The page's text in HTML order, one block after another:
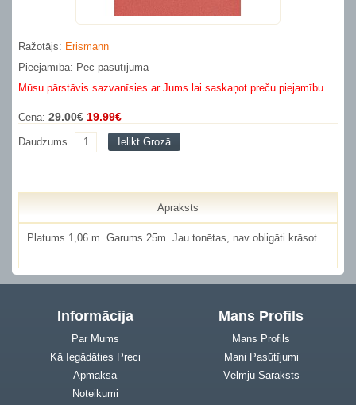
Ražotājs: Erismann
Pieejamība: Pēc pasūtījuma
Mūsu pārstāvis sazvanīsies ar Jums lai saskaņot preču piejamību.
Cena: 29.00€ 19.99€
Daudzums Ielikt Grozā
Apraksts
Platums 1,06 m. Garums 25m. Jau tonētas, nav obligāti krāsot.
Informācija
Par Mums
Kā Iegādāties Preci
Apmaksa
Noteikumi
Mans Profils
Mans Profils
Mani Pasūtījumi
Vēlmju Saraksts